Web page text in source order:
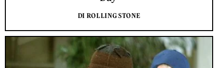
DI ROLLING STONE